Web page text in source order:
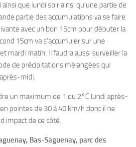
que lundi soir ainsi qu’une partie de
partie des accumulations va se faire
avec un bon 15cm pour débuter la
15cm va s’accumuler sur une
mardi matin. Il faudra aussi surveiller la
de précipitations mélangées qui
midi.
un maximum de 1 ou 2°C lundi après-
pointes de 30 à 40 km/h donc il ne
impact de ce côté.
Bas-Saguenay, parc des